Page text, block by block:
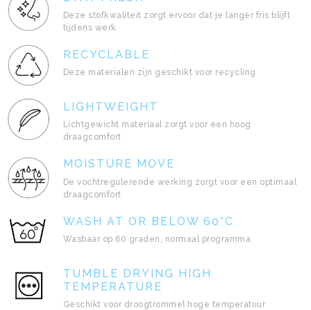
Deze stofkwaliteit zorgt ervoor dat je langer fris blijft
tijdens werk
RECYCLABLE
Deze materialen zijn geschikt voor recycling
LIGHTWEIGHT
Lichtgewicht materiaal zorgt voor een hoog
draagcomfort
MOISTURE MOVE
De vochtregulerende werking zorgt voor een optimaal
draagcomfort
WASH AT OR BELOW 60°C
Wasbaar op 60 graden, normaal programma
TUMBLE DRYING HIGH
TEMPERATURE
Geschikt voor droogtrommel hoge temperatuur